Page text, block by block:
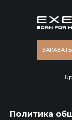
Политика